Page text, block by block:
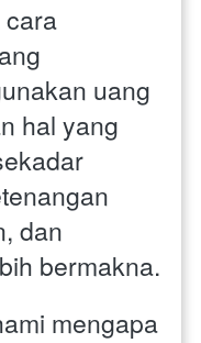
cara
uang
hal yang
dan
mengapa